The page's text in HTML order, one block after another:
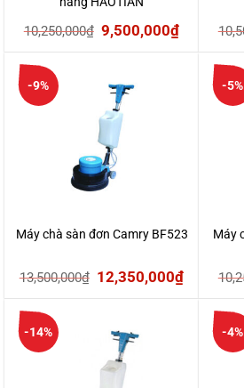
10,250,000₫ Giá
gốc
10,250,000₫.
9,500,000₫Giá
hiện
-9%
Máy chà sàn đơn Camry BF523
13,500,000₫ Giá
gốc
13,500,000₫.
12,350,000₫Giá
hiện
-5%
Máy
-14% -4%